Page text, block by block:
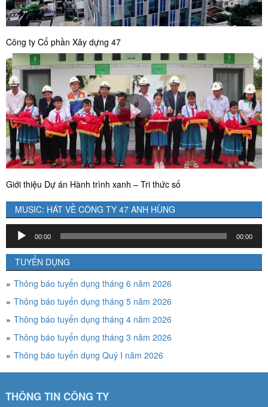
Công ty Cổ phần Xây dựng 47
Giới thiệu Dự án Hành trình xanh – Tri thức số
MUSIC: HÁT VỀ CÔNG TY 47 ANH HÙNG
Trình
chơi
Audio
00:00 00:00
TUYỂN DỤNG
Thông báo tuyển dụng tháng 6 năm 2026
Thông báo tuyển dụng tháng 5 năm 2026
Thông báo tuyển dụng tháng 4 năm 2026
Thông báo tuyển dụng tháng 3 năm 2026
Thông báo tuyển dụng Quý I năm 2026
THÔNG TIN CÔNG TY